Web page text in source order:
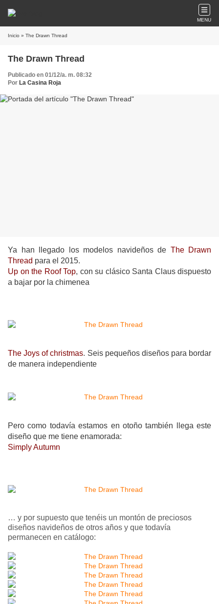
MENU
Inicio » The Drawn Thread
The Drawn Thread
Publicado en 01/12/a. m. 08:32
Por La Casina Roja
Ya han llegado los modelos navideños de The Drawn
Thread para el 2015.
Up on the Roof Top, con su clásico Santa Claus dispuesto
a bajar por la chimenea
The Joys of christmas. Seis pequeños diseños para bordar
de manera independiente
Pero como todavía estamos en otoño también llega este
diseño que me tiene enamorada:
Simply Autumn
… y por supuesto que tenéis un montón de preciosos
diseños navideños de otros años y que todavía
permanecen en catálogo: